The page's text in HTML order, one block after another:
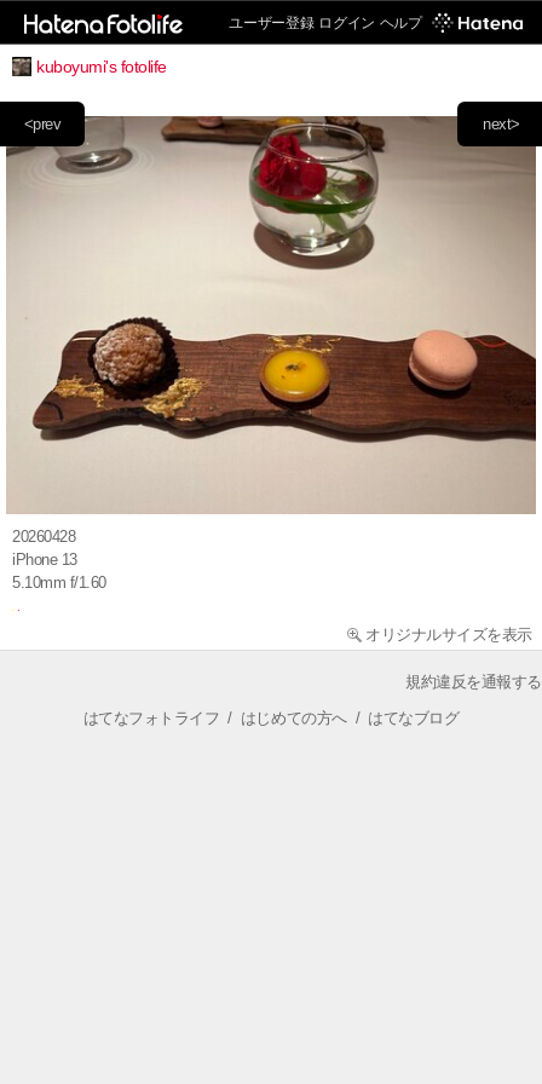
ユーザー登録 ログイン ヘルプ
kuboyumi's fotolife
next>
<prev
20260428
iPhone 13
5.10mm f/1.60
オリジナルサイズを表示
規約違反を通報する
はてなフォトライフ / はじめての方へ/ はてなブログ